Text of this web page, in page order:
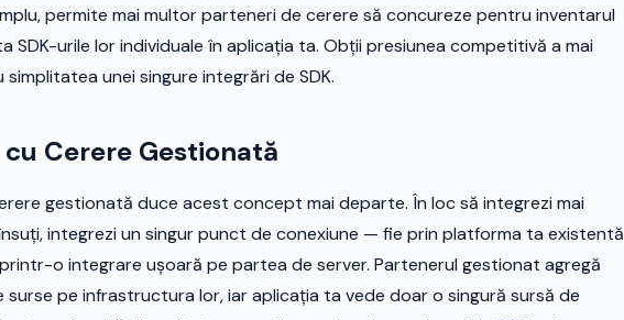
permite mai multor parteneri de cerere să concureze pentru inventarul
SDK-urile lor individuale în aplicația ta. Obții presiunea competitivă a mai
unei singure integrări de SDK.
Cerere Gestionată
gestionată duce acest concept mai departe. În loc să integrezi mai
integrezi un singur punct de conexiune — fie prin platforma ta existentă
o integrare ușoară pe partea de server. Partenerul gestionat agregă
surse pe infrastructura lor, iar aplicația ta vede doar o singură sursă de